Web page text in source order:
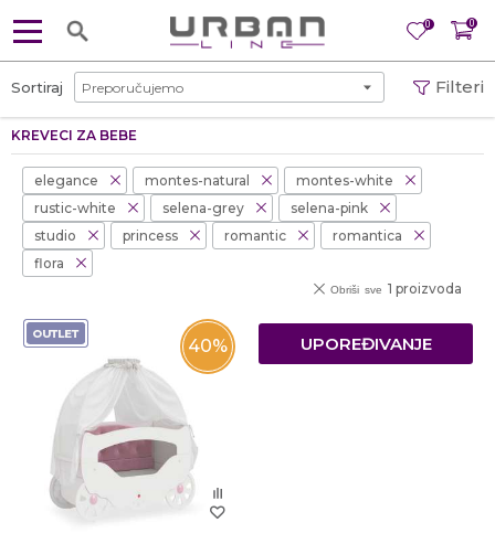
0
0
KREVECI ZA BEBE
Sortiraj Filteri
elegance montes-natural
montes-white
rustic-white
selena-grey
selena-pink
studio
princess romantic
romantica
flora
1 proizvoda
Obriši sve
40% UPOREĐIVANJE